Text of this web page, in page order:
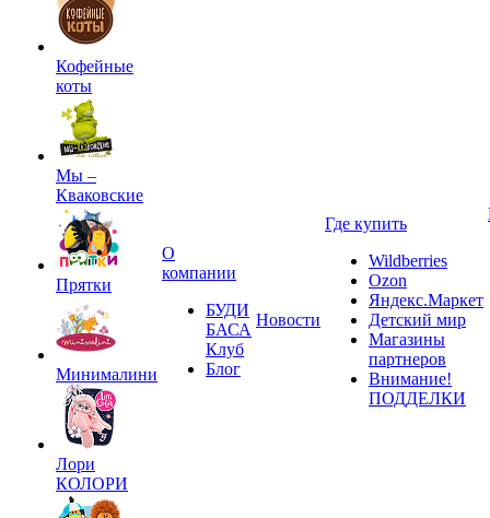
Кофейные
коты
Мы –
Кваковские
Прятки
Минималини
Лори
КОЛОРИ
О
компании
БУДИ
БАСА
Клуб
Блог
Новости
Где купить
Wildberries
Ozon
Яндекс.Маркет
Детский мир
Магазины
партнеров
Внимание!
ПОДДЕЛКИ